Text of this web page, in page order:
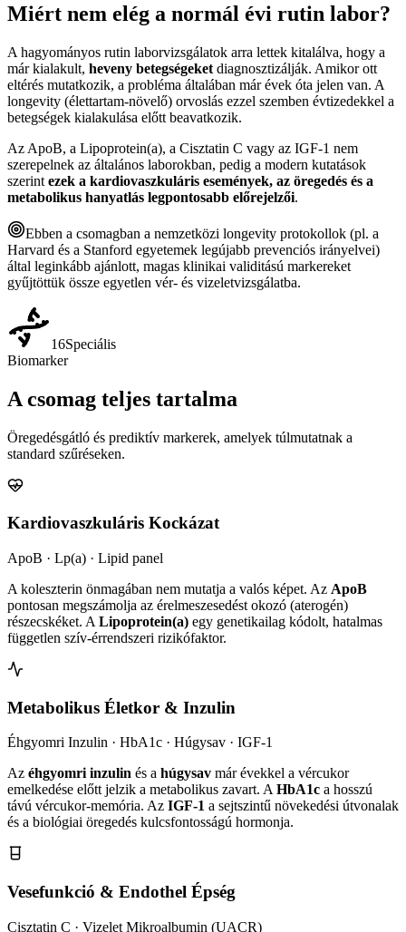
Miért nem elég a normál évi rutin labor?
A hagyományos rutin laborvizsgálatok arra lettek kitalálva, hogy a
már kialakult, heveny betegségeket diagnosztizálják. Amikor ott
eltérés mutatkozik, a probléma általában már évek óta jelen van. A
longevity (élettartam-növelő) orvoslás ezzel szemben évtizedekkel a
betegségek kialakulása előtt beavatkozik.
Az ApoB, a Lipoprotein(a), a Cisztatin C vagy az IGF-1 nem
szerepelnek az általános laborokban, pedig a modern kutatások
szerint ezek a kardiovaszkuláris események, az öregedés és a
metabolikus hanyatlás legpontosabb előrejelzői.
Ebben a csomagban a nemzetközi longevity protokollok (pl. a
Harvard és a Stanford egyetemek legújabb prevenciós irányelvei)
által leginkább ajánlott, magas klinikai validitású markereket
gyűjtöttük össze egyetlen vér- és vizeletvizsgálatba.
16Speciális
Biomarker
A csomag teljes tartalma
Öregedésgátló és prediktív markerek, amelyek túlmutatnak a
standard szűréseken.
Kardiovaszkuláris Kockázat
ApoB · Lp(a) · Lipid panel
A koleszterin önmagában nem mutatja a valós képet. Az ApoB
pontosan megszámolja az érelmeszesedést okozó (aterogén)
részecskéket. A Lipoprotein(a) egy genetikailag kódolt, hatalmas
független szív-érrendszeri rizikófaktor.
Metabolikus Életkor & Inzulin
Éhgyomri Inzulin · HbA1c · Húgysav · IGF-1
Az éhgyomri inzulin és a húgysav már évekkel a vércukor
emelkedése előtt jelzik a metabolikus zavart. A HbA1c a hosszú
távú vércukor-memória. Az IGF-1 a sejtszintű növekedési útvonalak
és a biológiai öregedés kulcsfontosságú hormonja.
Vesefunkció & Endothel Épség
Cisztatin C · Vizelet Mikroalbumin (UACR)